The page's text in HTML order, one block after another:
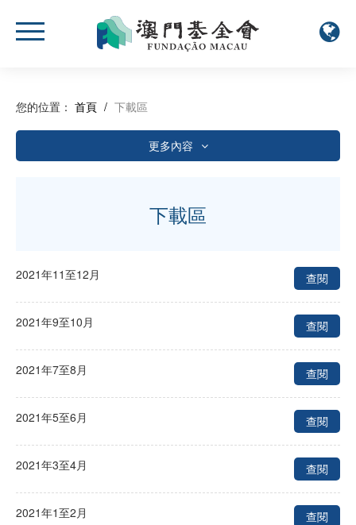
您的位置： 首頁 / 下載區
更多內容
小冊子
活動報名表
其他
下載區
2021年11至12月 查閱
2021年9至10月 查閱
2021年7至8月 查閱
2021年5至6月 查閱
2021年3至4月 查閱
2021年1至2月 查閱